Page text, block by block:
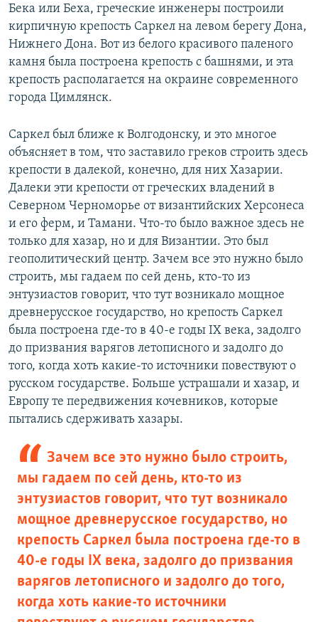
Бека или Беха, греческие инженеры построили
кирпичную крепость Саркел на левом берегу Дона,
Нижнего Дона. Вот из белого красивого паленого
камня была построена крепость с башнями, и эта
крепость располагается на окраине современного
города Цимлянск.
Саркел был ближе к Волгодонску, и это многое
объясняет в том, что заставило греков строить здесь
крепости в далекой, конечно, для них Хазарии.
Далеки эти крепости от греческих владений в
Северном Черноморье от византийских Херсонеса
и его ферм, и Тамани. Что-то было важное здесь не
только для хазар, но и для Византии. Это был
геополитический центр. Зачем все это нужно было
строить, мы гадаем по сей день, кто-то из
энтузиастов говорит, что тут возникало мощное
древнерусское государство, но крепость Саркел
была построена где-то в 40-е годы IX века, задолго
до призвания варягов летописного и задолго до
того, когда хоть какие-то источники повествуют о
русском государстве. Больше устрашали и хазар, и
Европу те передвижения кочевников, которые
пытались сдерживать хазары.
Зачем все это нужно было строить,
мы гадаем по сей день, кто-то из
энтузиастов говорит, что тут возникало
мощное древнерусское государство, но
крепость Саркел была построена где-то в
40-е годы IX века, задолго до призвания
варягов летописного и задолго до того,
когда хоть какие-то источники